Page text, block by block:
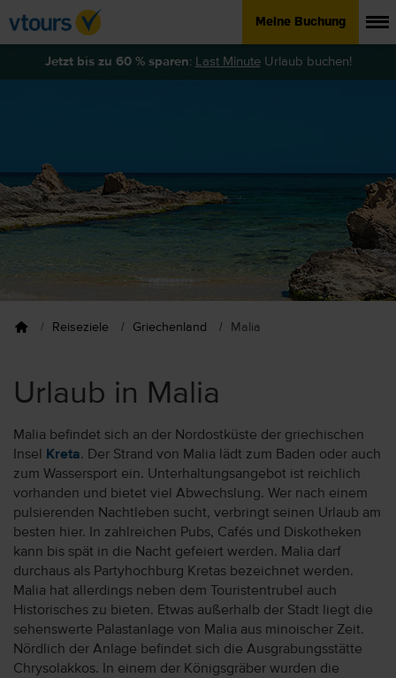
Meine Buchung
Jetzt bis zu 60 % sparen: Last MinuteUrlaub buchen!
Reiseziele Griechenland Malia
Urlaub in Malia
Malia befindet sich an der Nordostküste der griechischen
Insel
Kreta. Der Strand von Malia lädt zum Baden oder auch
zum Wassersport ein. Unterhaltungsangebot ist reichlich
vorhanden und bietet viel Abwechslung. Wer nach einem
pulsierenden Nachtleben sucht, verbringt seinen Urlaub am
besten hier. In zahlreichen Pubs, Cafés und Diskotheken
kann bis spät in die Nacht gefeiert werden. Malia darf
durchaus als Partyhochburg Kretas bezeichnet werden.
Malia hat allerdings neben dem Touristentrubel auch
Historisches zu bieten. Etwas außerhalb der Stadt liegt die
sehenswerte Palastanlage von Malia aus minoischer Zeit.
Nördlich der Anlage befindet sich die Ausgrabungsstätte
Chrysolakkos. In einem der Königsgräber wurden die